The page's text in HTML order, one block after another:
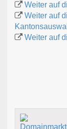
Weiter auf
Weiter auf
Weiter auf